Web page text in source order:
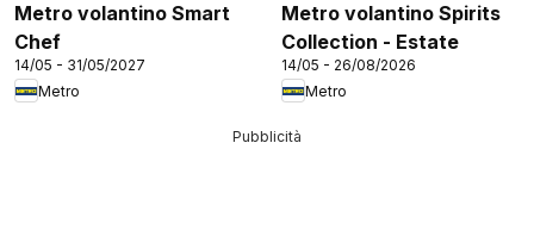
Metro volantino Smart
Chef
14/05 - 31/05/2027
Metro
Metro volantino Spirits
Collection - Estate
14/05 - 26/08/2026
Metro
Pubblicità